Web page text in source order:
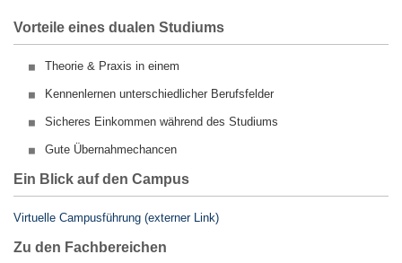
Vorteile eines dualen Studiums
Theorie & Praxis in einem
Kennenlernen unterschiedlicher Berufsfelder
Sicheres Einkommen während des Studiums
Gute Übernahmechancen
Ein Blick auf den Campus
Virtuelle Campusführung (externer Link)
Zu den Fachbereichen